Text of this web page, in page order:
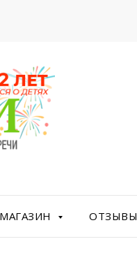
ОТЗЫВЫ